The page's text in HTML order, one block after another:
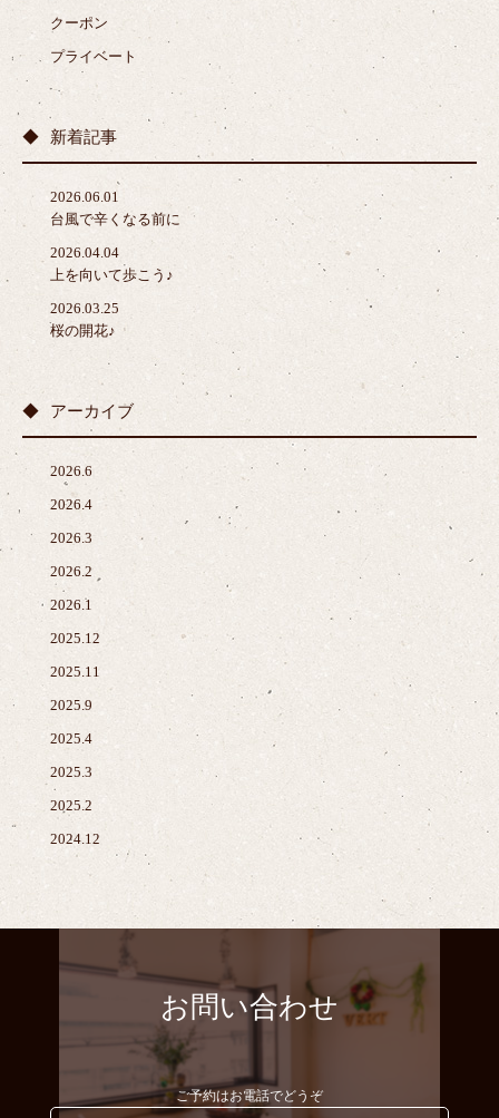
クーポン
プライベート
新着記事
2026.06.01
台風で辛くなる前に
2026.04.04
上を向いて歩こう♪
2026.03.25
桜の開花♪
アーカイブ
2026.6
2026.4
2026.3
2026.2
2026.1
2025.12
2025.11
2025.9
2025.4
2025.3
2025.2
2024.12
お問い合わせ
ご予約はお電話でどうぞ